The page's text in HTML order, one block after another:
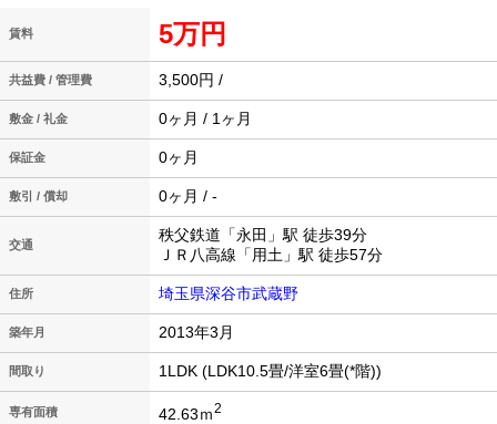
賃料 5万円
共益費 / 管理費 3,500円 /
敷金 / 礼金 0ヶ月 / 1ヶ月
保証金 0ヶ月
敷引 / 償却 0ヶ月 / -
交通
秩父鉄道「永田」駅 徒歩39分
ＪＲ八高線「用土」駅 徒歩57分
住所 埼玉県深谷市武蔵野
築年月 2013年3月
間取り 1LDK (LDK10.5畳/洋室6畳(*階))
専有面積 42.63ｍ2